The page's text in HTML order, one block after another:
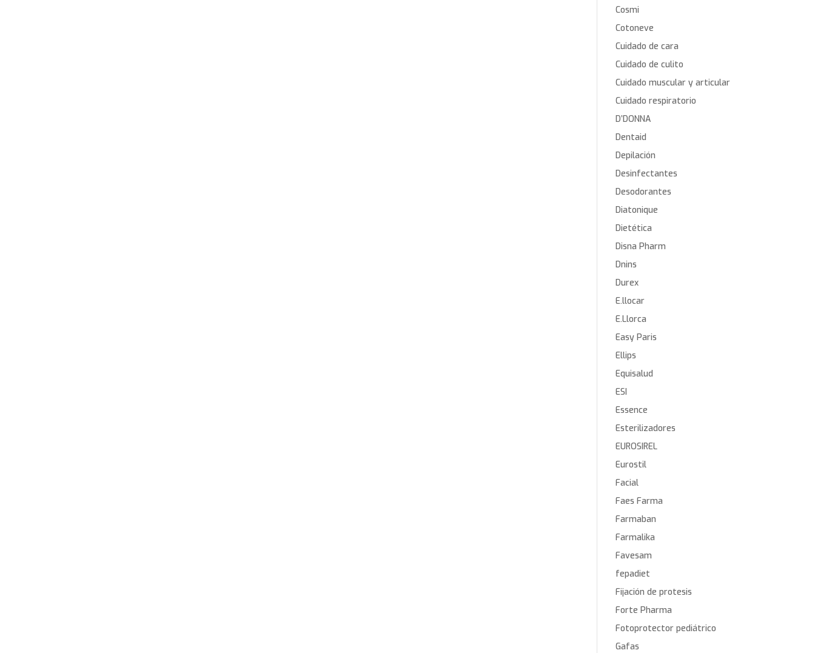
Cosmi
Cotoneve
Cuidado de cara
Cuidado de culito
Cuidado muscular y articular
Cuidado respiratorio
D’DONNA
Dentaid
Depilación
Desinfectantes
Desodorantes
Diatonique
Dietética
Disna Pharm
Dnins
Durex
E.llocar
E.Llorca
Easy Paris
Ellips
Equisalud
ESI
Essence
Esterilizadores
EUROSIREL
Eurostil
Facial
Faes Farma
Farmaban
Farmalika
Favesam
fepadiet
Fijación de protesis
Forte Pharma
Fotoprotector pediátrico
Gafas